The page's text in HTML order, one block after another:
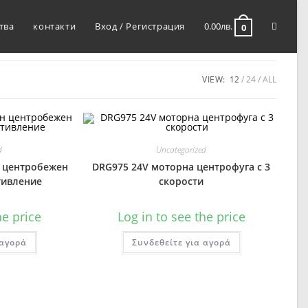
контакти Вход / Регистрация 0.00лв. 0
VIEW: 12 24 ALL
центробежен
price
Uncategorized
DRG975 24V моторна центрофуга с 3
скорости
Log in to see the price
Συνδεθείτε για αγορά